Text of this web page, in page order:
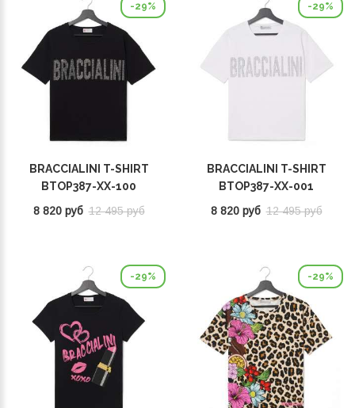
-29%
BRACCIALINI T-SHIRT
BTOP387-XX-100
8 820 руб 12 495 руб
-29%
BRACCIALINI T-SHIRT
BTOP387-XX-001
8 820 руб 12 495 руб
-29% -29%